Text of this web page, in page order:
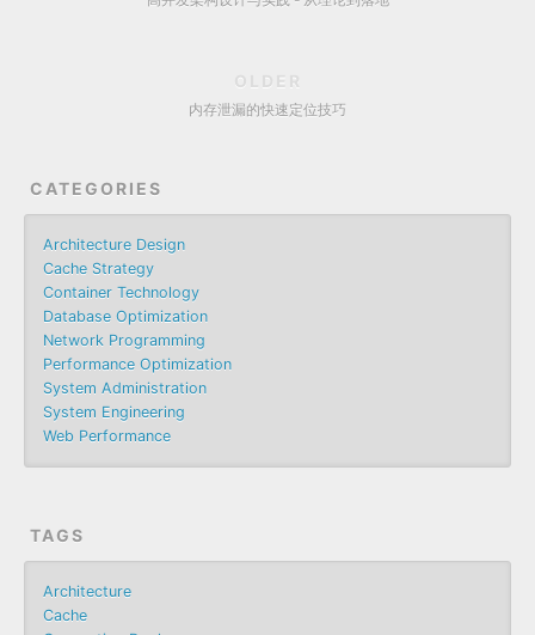
OLDER
内存泄漏的快速定位技巧
CATEGORIES
Architecture Design
Cache Strategy
Container Technology
Database Optimization
Network Programming
Performance Optimization
System Administration
System Engineering
Web Performance
TAGS
Architecture
Cache